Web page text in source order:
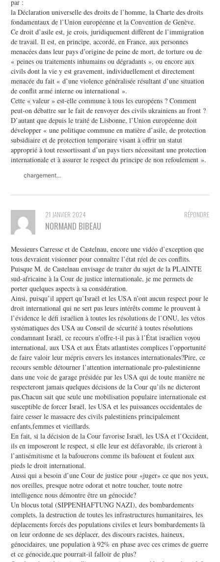
par :
la Déclaration universelle des droits de l’homme, la Charte des droits
fondamentaux de l’Union européenne et la Convention de Genève.
Ce droit d’asile est, je crois, juridiquement diffèrent de l’immigration
de travail. Il est, en principe, accordé, en France, aux personnes
menacées dans leur pays d’origine de peine de mort, de torture ou de
« peines ou traitements inhumains ou dégradants », ou encore aux
civils dont la vie y est gravement, individuellement et directement
menacée du fait « d’une violence généralisée résultant d’une situation
de conflit armé interne ou international ».
Cette « valeur » est-elle commune à tous les européens ? Comment
peut-on débattre sur le fait de renvoyer des civils ukrainiens au front ?
D’autant que depuis le traité de Lisbonne, l’Union européenne doit
développer « une politique commune en matière d’asile, de protection
subsidiaire et de protection temporaire visant à offrir un statut
approprié à tout ressortissant d’un pays tiers nécessitant une protection
internationale et à assurer le respect du principe de non refoulement ».
chargement…
RÉPONDRE
21 JANVIER 2024
NORMAND BIBEAU
Messieurs Carresse et de Castelnau, encore une vidéo d’exception que
tous devraient visionner pour connaître l’état réel de ces conflits.
Puisque M. de Castelnau envisage de traiter du sujet de la PLAINTE
sud-africaine à la Cour de justice internationale, je me permets de
porter quelques aspects à sa considération.
Ainsi, puisqu’il appert qu’Israël et les USA n’ont aucun respect pour le
droit international qui ne sert pas leurs intérêts comme le prouvent à
l’évidence le défi israélien à toutes les résolutions de l’ONU, les vétos
systématiques des USA au Conseil de sécurité à toutes résolutions
condamnant Israël, ce recours n’offre-t-il pas à l’État israélien voyou
international, aux USA et aux États atlantistes complices l’opportunité
de faire valoir leur mépris envers les instances internationales?Pire, ce
recours semble détourner l’attention internationale pro-palestinienne
dans une voie de garage présidée par les USA qui de toute manière ne
respecteront jamais quelques décisions de la Cour qu’ils ne dicteront
pas.Chacun sait que seule une mobilisation populaire internationale est
susceptible de forcer Israël, les USA et les puissances occidentales de
faire cesser le massacre des civils palestiniens principalement
enfants,femmes et vieillards.
En fait, si la décision de la Cour favorise Israël, les USA et l’Occident,
ils en imposeront le respect, si elle leur est défavorable, ils crieront à
l’antisémitisme et la bafouerons comme ils bafouent et foulent aux
pieds le droit international.
Aussi qui a besoin d’une Cour de justice pour «juger» ce que nos yeux,
nos oreilles, presque notre odorat et notre toucher, toute notre
intelligence nous démontre être un génocide?
Un blocus total (SIPPENHAFTUNG NAZI), des bombardements
complets, la destruction de toutes les infrastructures humanitaires, les
déplacements forcés des populations civiles et leurs bombardements là
on leur ordonne de ses déplacer, des discours racistes, haineux,
génocidaires, une population à 92% en phase avec ces crimes de guerre
et ce génocide,que pourrait-il falloir de plus?